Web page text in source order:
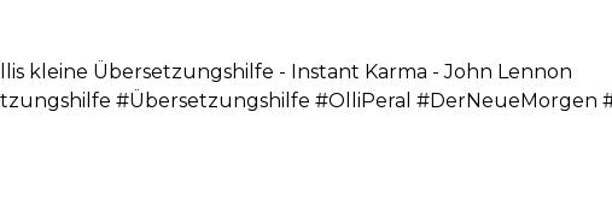
kleine Übersetzungshilfe - Instant Karma - John Lennon
#Übersetzungshilfe #OlliPeral #DerNeueMorgen